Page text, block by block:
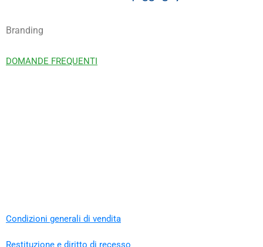
Branding
DOMANDE FREQUENTI
Condizioni generali di vendita
Restituzione e diritto di recesso